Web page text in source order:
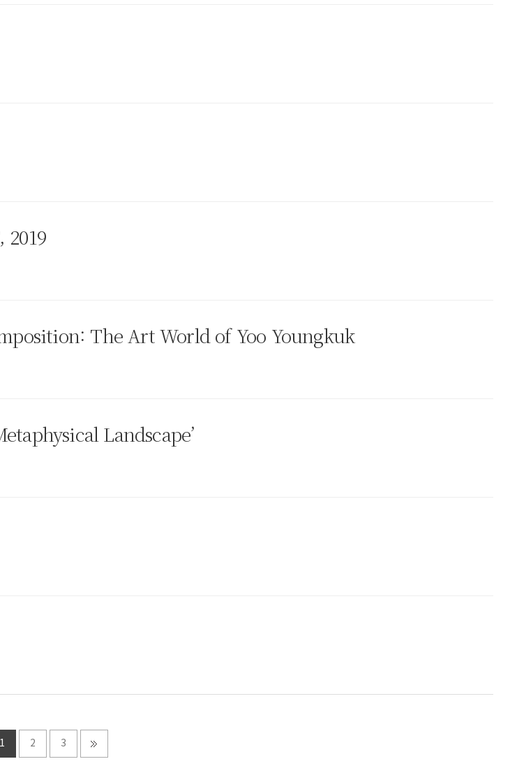
2019
The Art World of Yoo Youngkuk
Landscape’
1 2 3